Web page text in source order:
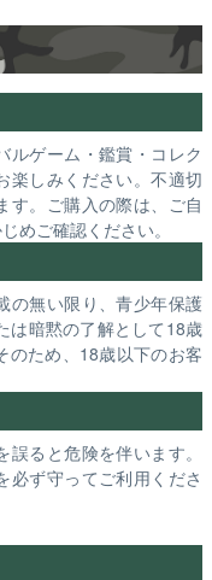
ルゲーム・鑑賞・コレク
楽しみください。不適切
す。ご購入の際は、ご自
めご確認ください。
の無い限り、青少年保護
は暗黙の了解として18歳
のため、18歳以下のお客
ると危険を伴います。
必ず守ってご利用くださ